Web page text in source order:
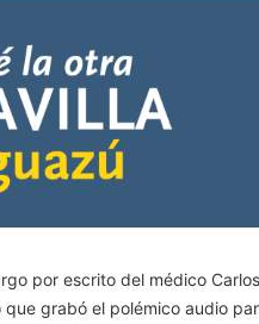
por escrito del médico
grabó el polémico audio